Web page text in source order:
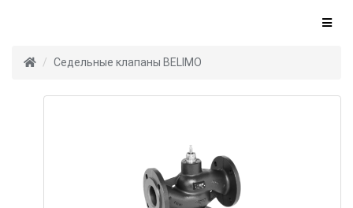
Седельные клапаны BELIMO